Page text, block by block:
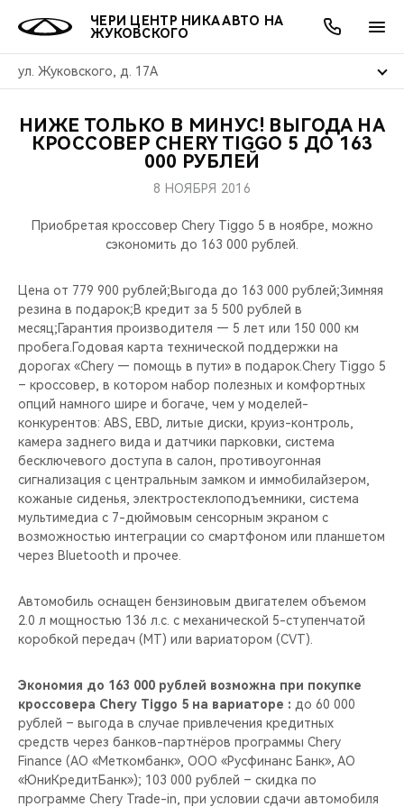
ЧЕРИ ЦЕНТР НИКА АВТО НА
ЖУКОВСКОГО
ул. Жуковского, д. 17А
МОДЕЛИ
КРОССОВЕРЫ
СЕДАНЫ
НОВИНКИ
ПОКУПАТЕЛЯМ
КРЕДИТ И СТРАХОВАНИЕ
ВЛАДЕЛЬЦАМ
ЗАПЧАСТИ И АКСЕССУАРЫ
CHERY CONNECT
МИР CHERY
О БРЕНДЕ
ЛЮДИ CHERY
БЛАГОТВОРИТЕЛЬНОСТЬ
CHERY REMOTE
CHERY И СПОРТ
НАШИ МЕРОПРИЯТИЯ
ВИДЕООБЗОРЫ
АКЦИИ
ОНЛАЙН СЕРВИСЫ
КРЕДИТ
О КОМПАНИИ
МЫ В СОЦСЕТЯХ
НИЖЕ ТОЛЬКО В МИНУС! ВЫГОДА НА
КРОССОВЕР CHERY TIGGO 5 ДО 163
000 РУБЛЕЙ
8 НОЯБРЯ 2016
Приобретая кроссовер Chery Tiggo 5 в ноябре, можно
сэкономить до 163 000 рублей.
Цена от 779 900 рублей;Выгода до 163 000 рублей;Зимняя
резина в подарок;В кредит за 5 500 рублей в
месяц;Гарантия производителя — 5 лет или 150 000 км
пробега.Годовая карта технической поддержки на
дорогах «Chery — помощь в пути» в подарок.Chery Tiggo 5
– кроссовер, в котором набор полезных и комфортных
опций намного шире и богаче, чем у моделей-
конкурентов: ABS, EBD, литые диски, круиз-контроль,
камера заднего вида и датчики парковки, система
бесключевого доступа в салон, противоугонная
сигнализация с центральным замком и иммобилайзером,
кожаные сиденья, электростеклоподъемники, система
мультимедиа с 7-дюймовым сенсорным экраном c
возможностью интеграции со смартфоном или планшетом
через Bluetooth и прочее.
Автомобиль оснащен бензиновым двигателем объемом
2.0 л мощностью 136 л.с. с механической 5-ступенчатой
коробкой передач (MT) или вариатором (CVT).
Экономия до 163 000 рублей возможна при покупке
кроссовера Chery Tiggo 5 на вариаторе : до 60 000
рублей – выгода в случае привлечения кредитных
средств через банков-партнёров программы Chery
Finance (АО «Меткомбанк», ООО «Русфинанс Банк», АО
«ЮниКредитБанк»); 103 000 рублей – скидка по
программе Chery Trade-in, при условии сдачи автомобиля